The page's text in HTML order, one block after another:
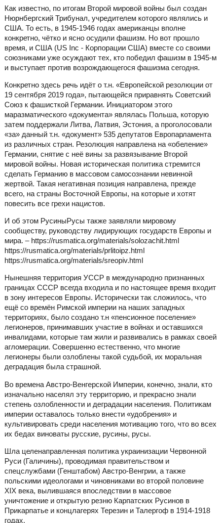
Как известно, по итогам Второй мировой войны был создан
Нюрнбергский Трибунал, учредителем которого являлись и
США. То есть, в 1945-1946 годах американцы вполне
конкретно, чётко и ясно осудили фашизм. Но вот прошло
время, и США (US Inc - Корпорации США) вместе со своими
союзниками уже осуждают тех, кто победил фашизм в 1945-м
и выступает против возрождающегося фашизма сегодня.
Конкретно здесь речь идёт о т.н. «Европейской резолюции от
19 сентября 2019 года», пытающейся приравнять Советский
Союз к фашисткой Германии. Инициатором этого
маразматического «документа» являлась Польша, которую
затем поддержали Литва, Латвия, Эстония, а проголосовали
«за» данный т.н. «документ» 535 депутатов Европарламента
из различных стран. Резолюция направлена на «обеление»
Германии, снятие с неё вины за развязывание Второй
мировой войны. Новая историческая политика стремится
сделать Германию в массовом самосознании невинной
жертвой. Такая негативная позиция направлена, прежде
всего, на страны Восточной Европы, на которые и хотят
повесить все грехи нацистов.
И об этом РусиныРусы также заявляли мировому
сообществу, руководству лидирующих государств Европы и
мира. – https://rusmatica.org/materials/solozachit.html
https://rusmatica.org/materials/prlitoipz.html
https://rusmatica.org/materials/sreopiv.html
Нынешняя территория УССР в международно признанных
границах СССР всегда входила и по настоящее время входит
в зону интересов Европы. Исторически так сложилось, что
ещё со времён Римской империи на наших западных
территориях, было создано т.н «пенсионное поселение»
легионеров, принимавших участие в войнах и оставшихся
инвалидами, которые там жили и развивались в рамках своей
агломерации. Совершенно естественно, что многие
легионеры были озлоблены такой судьбой, их моральная
деградация была страшной.
Во времена Австро-Венгерской Империи, конечно, знали, кто
изначально населял эту территорию, и прекрасно знали
степень озлобленности и деградации населения. Политикам
империи оставалось только внести «удобрения» и
культивировать среди населения мотивацию того, что во всех
их бедах виноваты русские, русины, русы.
Шла целенаправленная политика украинизации Червонной
Руси (Галичины), проводимая правительством и
спецслужбами (Генштабом) Австро-Венгрии, а также
польскими идеологами и чиновниками во второй половине
ХІХ века, вылившаяся впоследствии в массовое
уничтожение и открытую резню Карпатских Русинов в
Прикарпатье и концлагерях Терезин и Талергоф в 1914-1918
годах.